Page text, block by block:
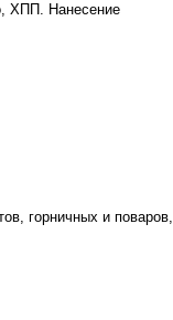
ХПП. Нанесение
горничных и поваров,